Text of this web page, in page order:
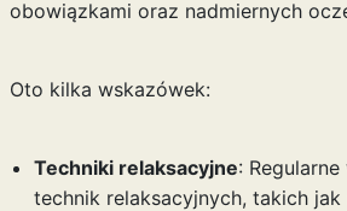
obowiązkami oraz nadmiernych
Oto kilka wskazówek:
Techniki relaksacyjne:
technik relaksacyjnych, takich